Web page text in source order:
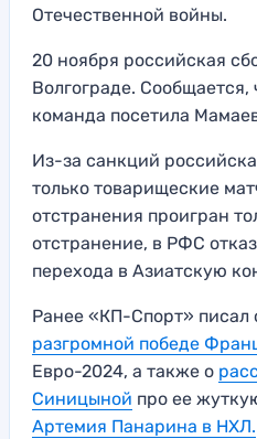
Отечественной войны.
20 ноября российская
Волгограде. Сообщается,
команда посетила
Из-за санкций
только товарищеские
отстранения проигран
отстранение, в РФС
перехода в Азиатскую
Ранее «КП-Спорт» писал
разгромной победе
Евро-2024, а также о
Синицыной про ее
Артемия Панарина в НХЛ.